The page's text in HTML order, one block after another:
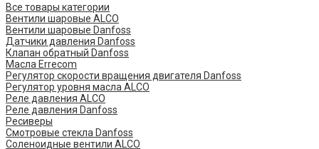
Все товары категории
Вентили шаровые ALCO
Вентили шаровые Danfoss
Датчики давления Danfoss
Клапан обратный Danfoss
Масла Errecom
Регулятор скорости вращения двигателя Danfoss
Регулятор уровня масла ALCO
Реле давления ALCO
Реле давления Danfoss
Ресиверы
Смотровые стекла Danfoss
Соленоидные вентили ALCO